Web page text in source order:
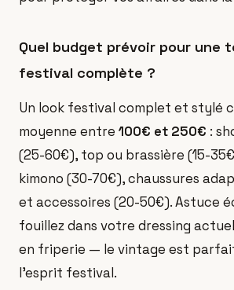
Quel budget prévoir pour une
festival complète ?
Un look festival complet et stylé
moyenne entre 100€ et 250€ :
(25-60€), top ou brassière (15-
kimono (30-70€), chaussures
et accessoires (20-50€). Astuce
fouillez dans votre dressing
en friperie — le vintage est
l'esprit festival.